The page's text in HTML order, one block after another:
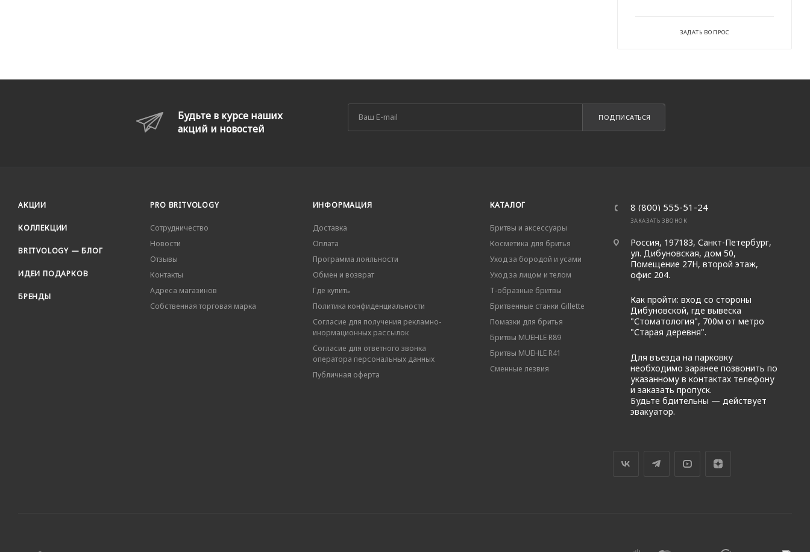
ЗАДАТЬ ВОПРОС
Будьте в курсе наших
акций и новостей
ПОДПИСАТЬСЯ
АКЦИИ
КОЛЛЕКЦИИ
BRITVOLOGY — БЛОГ
ИДЕИ ПОДАРКОВ
БРЕНДЫ
PRO BRITVOLOGY
Сотрудничество
Новости
Отзывы
Контакты
Адреса магазинов
Собственная торговая марка
ИНФОРМАЦИЯ
Доставка
Оплата
Программа лояльности
Обмен и возврат
Где купить
Политика конфиденциальности
Согласие для получения рекламно-
инормационных рассылок
Согласие для ответного звонка
оператора персональных данных
Публичная оферта
КАТАЛОГ
Бритвы и аксессуары
Косметика для бритья
Уход за бородой и усами
Уход за лицом и телом
Т-образные бритвы
Бритвенные станки Gillette
Помазки для бритья
Бритвы MUEHLE R89
Бритвы MUEHLE R41
Сменные лезвия
8 (800) 555-51-24
ЗАКАЗАТЬ ЗВОНОК
Россия, 197183, Санкт-Петербург,
ул. Дибуновская, дом 50,
Помещение 27Н, второй этаж,
офис 204.
Как пройти: вход со стороны
Дибуновской, где вывеска
"Стоматология", 700м от метро
"Старая деревня".
Для въезда на парковку
необходимо заранее позвонить по
указанному в контактах телефону
и заказать пропуск.
Будьте бдительны — действует
эвакуатор.